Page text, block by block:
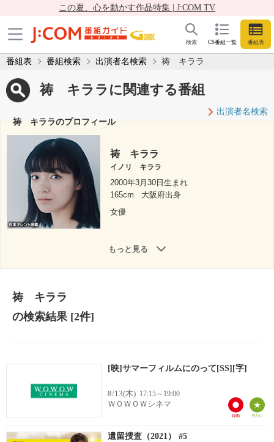
この夏、心を動かす作品特集 | J:COM TV
CS番組一覧 番組表
検索
番組表 番組検索 出演者名検索 祷 キララ
祷 キララに関連する番組
出演者名検索
祷 キララのプロフィール
祷 キララ
イノリ キララ
2000年3月30日生まれ
165cm
大阪府出身
女優
もっと見る
祷 キララ
の検索結果[2件]
[映]サマーフィルムにのって[SS][字]
8/13(木) 17:15～19:00
ＷＯＷＯＷシネマ
遺留捜査（2021） #5